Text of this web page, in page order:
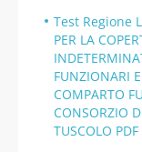
Test Regione
PER LA
FUNZIONARI
COMPARTO
CONSORZIO
TUSCOLO PDF